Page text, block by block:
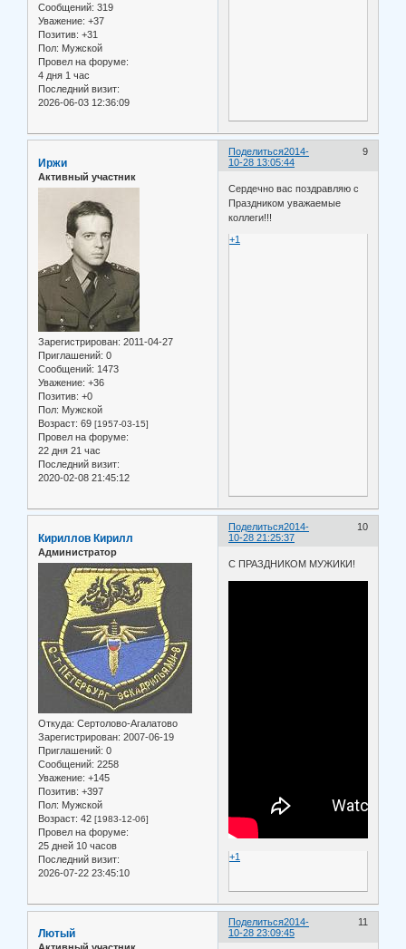
Сообщений: 319
Уважение: +37
Позитив: +31
Пол: Мужской
Провел на форуме:
4 дня 1 час
Последний визит:
2026-06-03 12:36:09
Поделиться 9
2014-
10-28 13:05:44
Иржи
Активный участник
Зарегистрирован: 2011-04-27
Приглашений: 0
Сообщений: 1473
Уважение: +36
Позитив: +0
Пол: Мужской
Возраст: 69 [1957-03-15]
Провел на форуме:
22 дня 21 час
Последний визит:
2020-02-08 21:45:12
Сердечно вас поздравляю с
Праздником уважаемые
коллеги!!!
+1
Поделиться 10
2014-
10-28 21:25:37
Кириллов Кирилл
Администратор
Откуда: Сертолово-Агалатово
Зарегистрирован: 2007-06-19
Приглашений: 0
Сообщений: 2258
Уважение: +145
Позитив: +397
Пол: Мужской
Возраст: 42 [1983-12-06]
Провел на форуме:
25 дней 10 часов
Последний визит:
2026-07-22 23:45:10
С ПРАЗДНИКОМ МУЖИКИ!
+1
Поделиться 11
2014-
10-28 23:09:45
Лютый